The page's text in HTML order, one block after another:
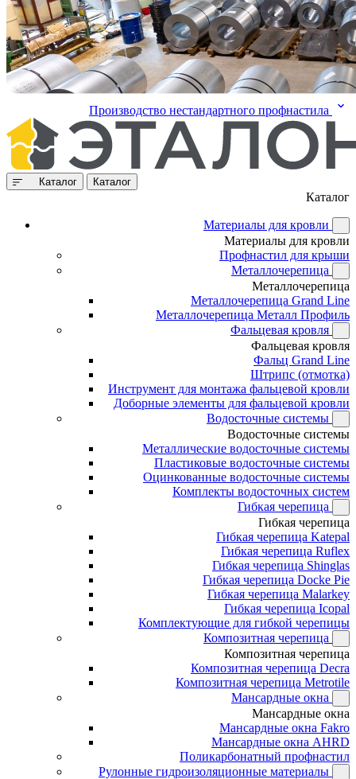
Производство нестандартного профнастила
Каталог Каталог
Каталог
Материалы для кровли
Материалы для кровли
Профнастил для крыши
Металлочерепица
Металлочерепица
Металлочерепица Grand Line
Металлочерепица Металл Профиль
Фальцевая кровля
Фальцевая кровля
Фальц Grand Line
Штрипс (отмотка)
Инструмент для монтажа фальцевой кровли
Доборные элементы для фальцевой кровли
Водосточные системы
Водосточные системы
Металлические водосточные системы
Пластиковые водосточные системы
Оцинкованные водосточные системы
Комплекты водосточных систем
Гибкая черепица
Гибкая черепица
Гибкая черепица Katepal
Гибкая черепица Ruflex
Гибкая черепица Shinglas
Гибкая черепица Docke Pie
Гибкая черепица Malarkey
Гибкая черепица Icopal
Комплектующие для гибкой черепицы
Композитная черепица
Композитная черепица
Композитная черепица Decra
Композитная черепица Metrotile
Мансардные окна
Мансардные окна
Мансардные окна Fakro
Мансардные окна AHRD
Поликарбонатный профнастил
Рулонные гидроизоляционные материалы